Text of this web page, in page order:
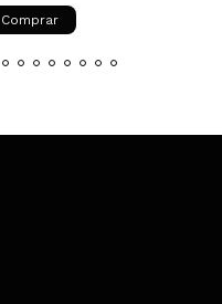
Comprar